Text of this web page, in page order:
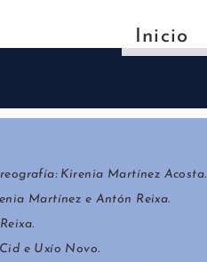
Inicio
Kirenia Martínez Acosta.
Martínez e Antón Reixa.
e Uxío Novo.